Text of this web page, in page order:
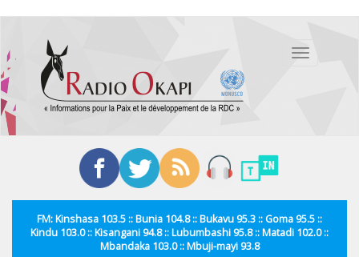
contenu
principal
Toggle
FM: Kinshasa 103.5 :: Bunia 104.8 :: Bukavu 95.3 :: Goma 95.5 ::
Kindu 103.0 :: Kisangani 94.8 :: Lubumbashi 95.8 :: Matadi 102.0 ::
Mbandaka 103.0 :: Mbuji-mayi 93.8